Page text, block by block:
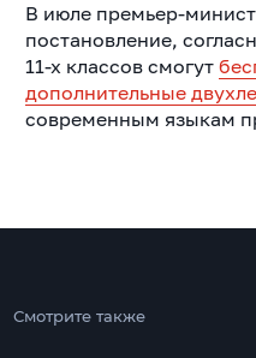
В июле премьер-
постановление,
11-х классов смогут
дополнительные
современным языкам
Смотрите также